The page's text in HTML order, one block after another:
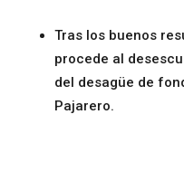
Tras los buenos
procede al
del desagüe de
Pajarero.